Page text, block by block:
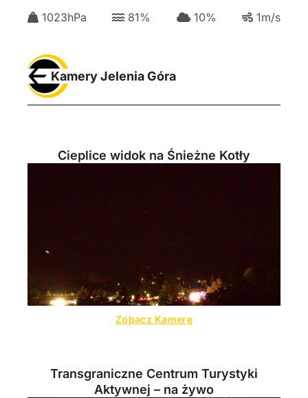
1023hPa 81% 10% 1m/s
Kamery Jelenia Góra
Cieplice widok na Śnieżne Kotły
Zobacz Kamerę
Transgraniczne Centrum Turystyki
Aktywnej – na żywo